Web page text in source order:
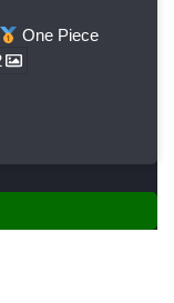
One Piece